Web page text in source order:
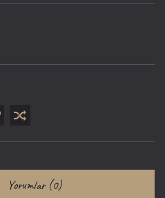
Yorumlar (0)